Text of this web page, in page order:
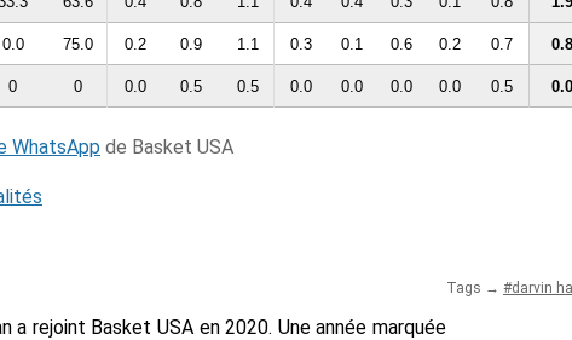
0.0 75.0 0.2 0.9 1.1 0.3 0.1 0.6 0.2 0.7 0.8
0 0 0.0 0.5 0.5 0.0 0.0 0.0 0.0 0.5 0.0
WhatsApp de Basket USA
a rejoint Basket USA en 2020. Une année marquée
Tags → darvin